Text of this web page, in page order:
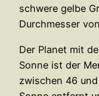
schwere gelbe
Durchmesser
Der Planet mit
Sonne ist der
zwischen 46